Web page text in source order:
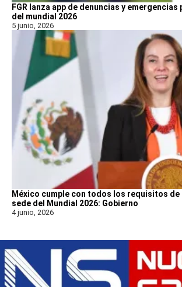
FGR lanza app de denuncias y
del mundial 2026
5 junio, 2026
México cumple con todos los requisitos de
sede del Mundial 2026: Gobierno
4 junio, 2026